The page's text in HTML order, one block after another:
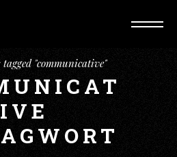
tagged "communicative"
IVE